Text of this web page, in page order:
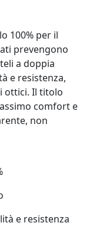
100% per il
prevengono
a doppia
e resistenza,
ottici. Il titolo
comfort e
non
e resistenza